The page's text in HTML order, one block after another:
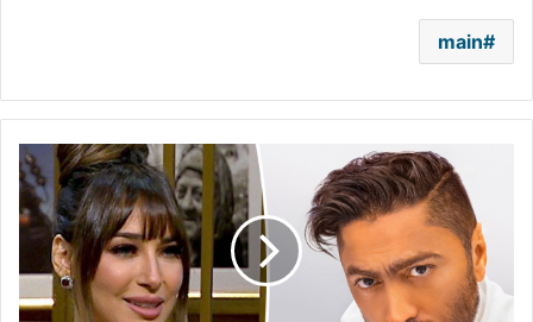
main
"مطربة
المراهقين"
أدهشني..
وتامر
حسني